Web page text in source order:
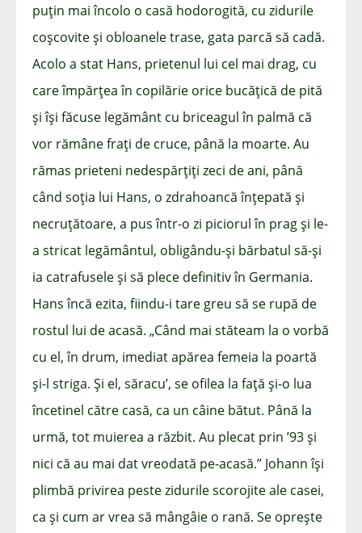
puțin mai încolo o casă hodorogită, cu zidurile
coșcovite și obloanele trase, gata parcă să cadă.
Acolo a stat Hans, prietenul lui cel mai drag, cu
care împărțea în copilărie orice bucățică de pită
și își făcuse legământ cu briceagul în palmă că
vor rămâne frați de cruce, până la moarte. Au
rămas prieteni nedespărțiți zeci de ani, până
când soția lui Hans, o zdrahoancă înțepată și
necruțătoare, a pus într-o zi piciorul în prag și le-
a stricat legământul, obligându-și bărbatul să-și
ia catrafusele și să plece definitiv în Germania.
Hans încă ezita, fiindu-i tare greu să se rupă de
rostul lui de acasă. „Când mai stăteam la o vorbă
cu el, în drum, imediat apărea femeia la poartă
și-l striga. Și el, săracu’, se ofilea la față și-o lua
încetinel către casă, ca un câine bătut. Până la
urmă, tot muierea a răzbit. Au plecat prin ’93 și
nici că au mai dat vreodată pe-acasă.” Johann își
plimbă privirea peste zidurile scorojite ale casei,
ca și cum ar vrea să mângâie o rană. Se oprește